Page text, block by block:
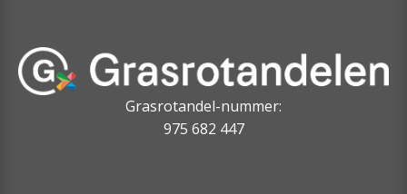
Grasrotandel-nummer:
975 682 447